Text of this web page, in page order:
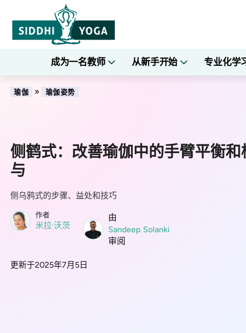
成为一名教师 从新手开始 专业化学
瑜伽 » 瑜伽姿势
侧鹤式：改善瑜伽中的手臂平衡
与
侧乌鸦式的步骤、益处和技巧
作者
米拉·沃茨
由
Sandeep Solanki
审阅
更新于2025年7月5日